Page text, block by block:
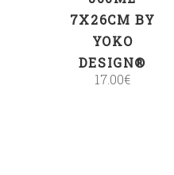
7X26CM BY
YOKO
DESIGN®
17.00€